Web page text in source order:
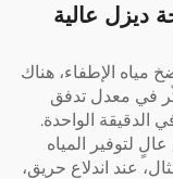
ديزل عالية
مياه الإطفاء، هناك
في معدل تدفق
الدقيقة الواحدة.
لتوفير المياه
عند اندلاع حريق،